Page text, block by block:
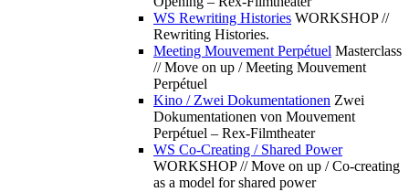
WS Rewriting Histories WORKSHOP //
Rewriting Histories.
Meeting Mouvement Perpétuel Masterclass
// Move on up / Meeting Mouvement
Perpétuel
Kino / Zwei Dokumentationen Zwei
Dokumentationen von Mouvement
Perpétuel – Rex-Filmtheater
WS Co-Creating / Shared Power
WORKSHOP // Move on up / Co-creating
as a model for shared power